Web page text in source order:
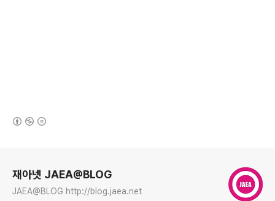
재아넷 JAEA@BLOG
JAEA@BLOG http://blog.jaea.net